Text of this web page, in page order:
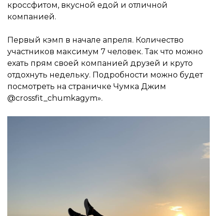
кроссфитом, вкусной едой и отличной
компанией.
Первый кэмп в начале апреля. Количество
участников максимум 7 человек. Так что можно
ехать прям своей компанией друзей и круто
отдохнуть недельку. Подробности можно будет
посмотреть на страничке Чумка Джим
@crossfit_chumkagym».